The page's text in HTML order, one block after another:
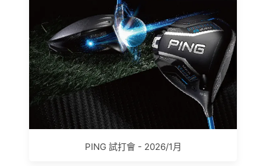
PING 試打會 - 2026/1月